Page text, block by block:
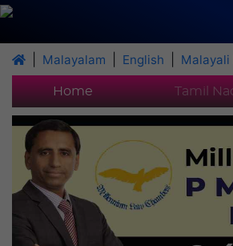
Malayalam English Malayali
Home Tamil